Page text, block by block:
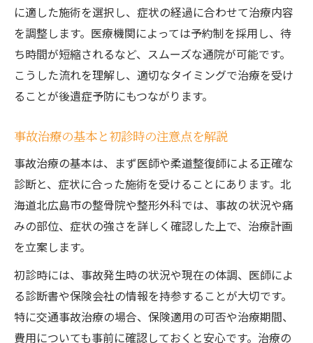
事故治療費用や保険手続きの基礎知識
事故治療の費用負担と保険適用の流れ
保険手続きをスムーズに進める事故治療術
事故治療費用を抑えるためのポイント解説
事故治療と保険利用時の注意点を知ろう
事故治療に関する保険請求の基本的な考え
に適した施術を選択し、症状の経過に合わせて治療内容
を調整します。医療機関によっては予約制を採用し、待
ち時間が短縮されるなど、スムーズな通院が可能です。
こうした流れを理解し、適切なタイミングで治療を受け
ることが後遺症予防にもつながります。
事故治療の基本と初診時の注意点を解説
事故治療の基本は、まず医師や柔道整復師による正確な
診断と、症状に合った施術を受けることにあります。北
海道北広島市の整骨院や整形外科では、事故の状況や痛
みの部位、症状の強さを詳しく確認した上で、治療計画
を立案します。
初診時には、事故発生時の状況や現在の体調、医師によ
る診断書や保険会社の情報を持参することが大切です。
特に交通事故治療の場合、保険適用の可否や治療期間、
費用についても事前に確認しておくと安心です。治療の